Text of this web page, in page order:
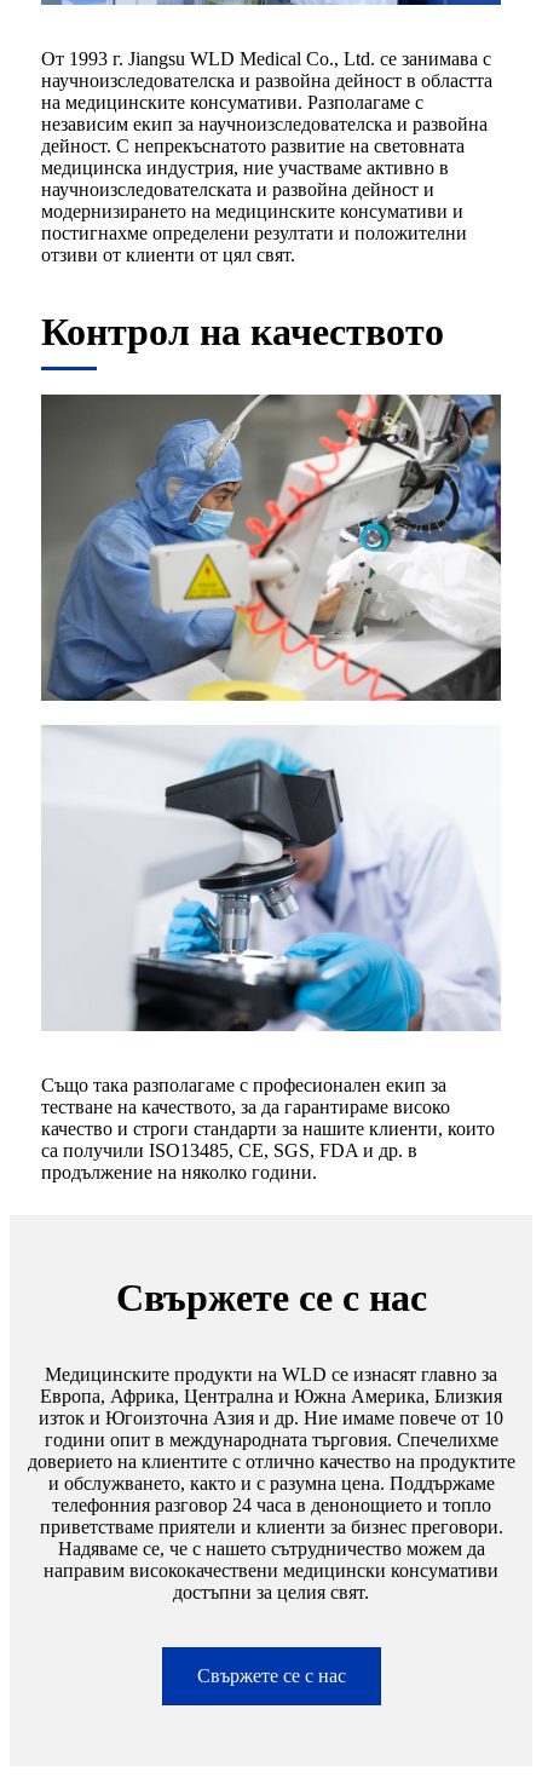
От 1993 г. Jiangsu WLD Medical Co., Ltd. се занимава с
научноизследователска и развойна дейност в областта
на медицинските консумативи. Разполагаме с
независим екип за научноизследователска и развойна
дейност. С непрекъснатото развитие на световната
медицинска индустрия, ние участваме активно в
научноизследователската и развойна дейност и
модернизирането на медицинските консумативи и
постигнахме определени резултати и положителни
отзиви от клиенти от цял свят.
Контрол на качеството
Също така разполагаме с професионален екип за
тестване на качеството, за да гарантираме високо
качество и строги стандарти за нашите клиенти, които
са получили ISO13485, CE, SGS, FDA и др. в
продължение на няколко години.
Свържете се с нас
Медицинските продукти на WLD се изнасят главно за
Европа, Африка, Централна и Южна Америка, Близкия
изток и Югоизточна Азия и др. Ние имаме повече от 10
години опит в международната търговия. Спечелихме
доверието на клиентите с отлично качество на продуктите
и обслужването, както и с разумна цена. Поддържаме
телефонния разговор 24 часа в денонощието и топло
приветстваме приятели и клиенти за бизнес преговори.
Надяваме се, че с нашето сътрудничество можем да
направим висококачествени медицински консумативи
достъпни за целия свят.
Свържете се с нас